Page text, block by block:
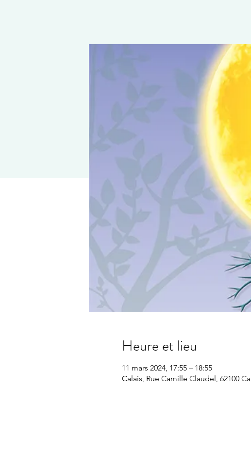
Heure et lieu
11 mars 2024, 17:55 – 18:55
Calais, Rue Camille Claudel, 62100